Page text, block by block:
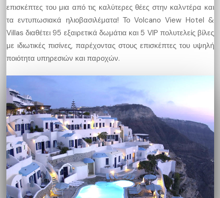
επισκέπτες του μια από τις καλύτερες θέες στην καλντέρα και
τα εντυπωσιακά ηλιοβασιλέματα! Το Volcano View Hotel &
Villas διαθέτει 95 εξαιρετικά δωμάτια και 5 VIP πολυτελείς βίλες
με ιδιωτικές πισίνες, παρέχοντας στους επισκέπτες του υψηλή
ποιότητα υπηρεσιών και παροχών.